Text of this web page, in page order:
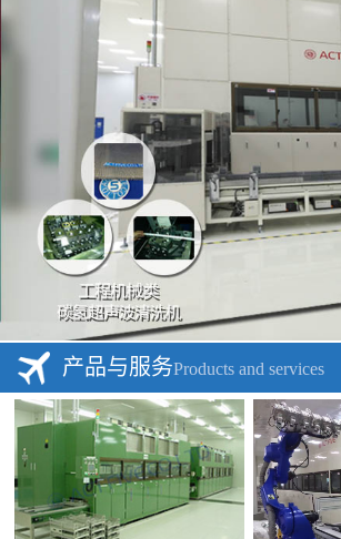
产品与服务Products and services